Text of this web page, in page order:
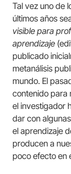
Tal vez uno de
últimos años
visible para
aprendizaje
publicado
metanálisis
mundo. El
contenido para
el investigador
dar con
el aprendizaje
producen a
poco efecto en